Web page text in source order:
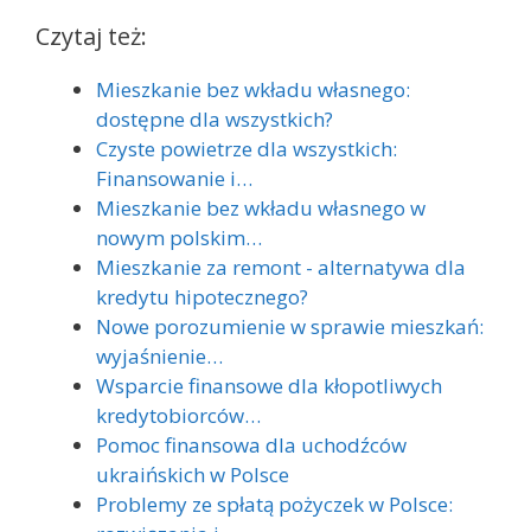
Czytaj też:
Mieszkanie bez wkładu własnego:
dostępne dla wszystkich?
Czyste powietrze dla wszystkich:
Finansowanie i…
Mieszkanie bez wkładu własnego w
nowym polskim…
Mieszkanie za remont - alternatywa dla
kredytu hipotecznego?
Nowe porozumienie w sprawie mieszkań:
wyjaśnienie…
Wsparcie finansowe dla kłopotliwych
kredytobiorców…
Pomoc finansowa dla uchodźców
ukraińskich w Polsce
Problemy ze spłatą pożyczek w Polsce: